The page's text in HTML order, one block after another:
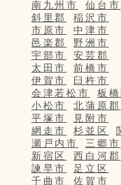
南九州市
仙台市
斜里郡
稲沢市
市原市
中津市
邑楽郡
野洲市
宇部市
安芸郡
太田市
前橋市
伊賀市
臼杵市
会津若松市
板橋
小松市
北蒲原郡
平塚市
見附市
網走市
杉並区
瀬戸内市
三郷市
新宿区
西白河郡
諫早市
足立区
千曲市
佐賀市